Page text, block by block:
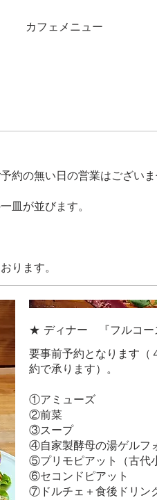
カフェメニュー
約の無い日の営業はございま
皿が並びます。
ります。
★ ディナー 『フルコー
要事前予約となります（
約で承ります）。
①アミューズ
②前菜
③スープ
④自家製酵母の湯ゲルフ
⑤プリモピアット（古代
⑥セコンドピアット
⑦ドルチェ＋食後ドリン